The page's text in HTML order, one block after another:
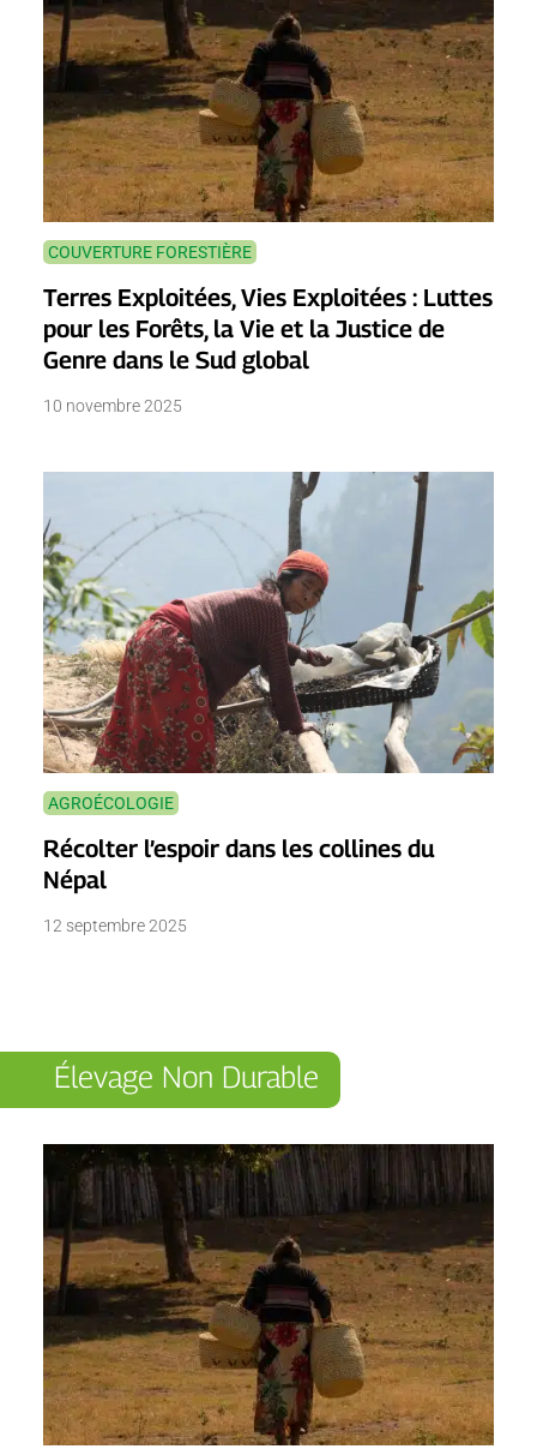
COUVERTURE FORESTIÈRE
Terres Exploitées, Vies Exploitées : Luttes
pour les Forêts, la Vie et la Justice de
Genre dans le Sud global
10 novembre 2025
AGROÉCOLOGIE
Récolter l’espoir dans les collines du
Népal
12 septembre 2025
Élevage Non Durable